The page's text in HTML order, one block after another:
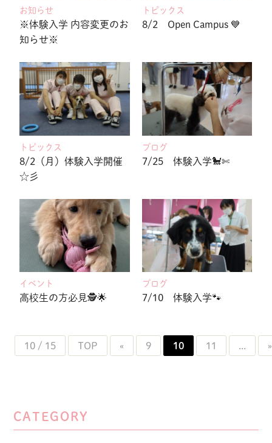
お知らせ
※体験入学 内容変更のお
知らせ※
トピックス
8/2 Open Campus 💙
トピックス
8/2（月）体験入学開催
☆彡
ブログ
7/25 体験入学🐩✄
イベント
高校生の方必見🕵🌟
ブログ
7/10 体験入学🐾
10 / 15 TOP « 9 10 11 ... »
CATEGORY